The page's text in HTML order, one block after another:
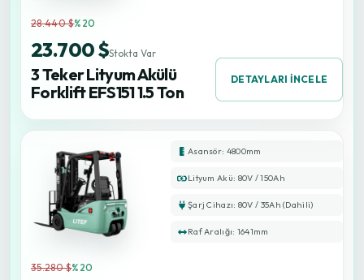
3 Teker Lityum Akülü
Forklift EFS151 1.5 Ton
28.440 $%20
23.700 $Stokta Var
DETAYLARI İNCELE
35.280 $%20
Asansör: 4800mm
Lityum Akü: 80V / 150Ah
Şarj Cihazı: 80V / 35Ah (Dahili)
Raf Aralığı: 1641mm